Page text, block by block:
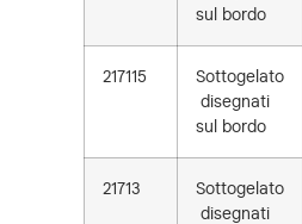
sul bordo
217115
Sottogelato
disegnati
sul bordo
21713
Sottogelato
disegnati